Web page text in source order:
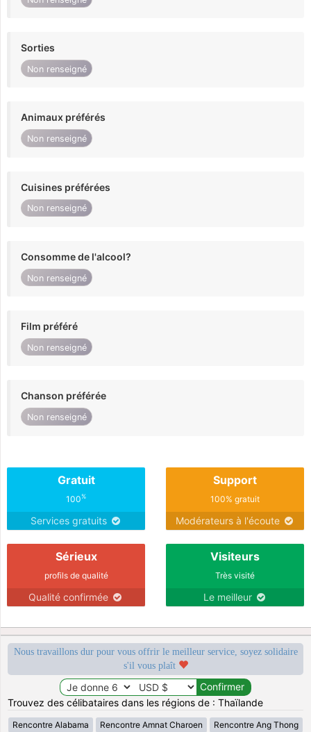
Sorties
Non renseigné
Animaux préférés
Non renseigné
Cuisines préférées
Non renseigné
Consomme de l'alcool?
Non renseigné
Film préféré
Non renseigné
Chanson préférée
Non renseigné
Gratuit
100%
Services gratuits
Support
100% gratuit
Modérateurs à l'écoute
Sérieux
profils de qualité
Qualité confirmée
Visiteurs
Très visité
Le meilleur
Nous travaillons dur pour vous offrir le meilleur service, soyez solidaire
s'il vous plaît
Trouvez des célibataires dans les régions de : Thaïlande
Rencontre Alabama Rencontre Amnat Charoen Rencontre Ang Thong